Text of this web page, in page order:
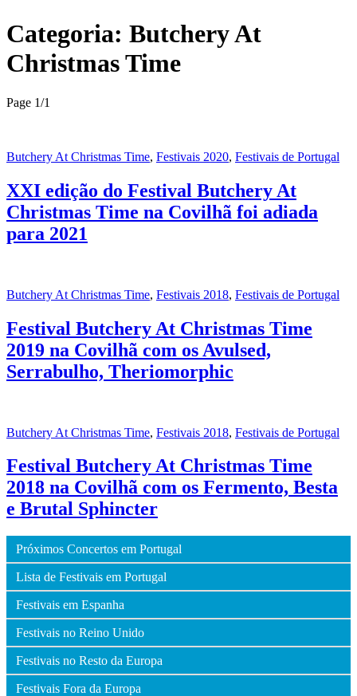
Categoria: Butchery At
Christmas Time
Page 1/1
Butchery At Christmas Time, Festivais 2020, Festivais de Portugal
XXI edição do Festival Butchery At
Christmas Time na Covilhã foi adiada
para 2021
Butchery At Christmas Time, Festivais 2018, Festivais de Portugal
Festival Butchery At Christmas Time
2019 na Covilhã com os Avulsed,
Serrabulho, Theriomorphic
Butchery At Christmas Time, Festivais 2018, Festivais de Portugal
Festival Butchery At Christmas Time
2018 na Covilhã com os Fermento, Besta
e Brutal Sphincter
Próximos Concertos em Portugal
Lista de Festivais em Portugal
Festivais em Espanha
Festivais no Reino Unido
Festivais no Resto da Europa
Festivais Fora da Europa